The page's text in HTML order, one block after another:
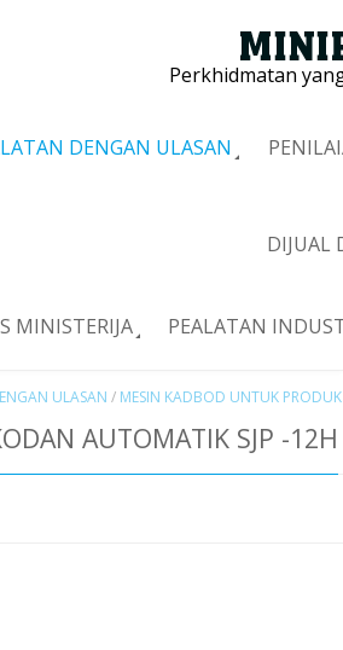
Perkhidmatan
DENGAN ULASAN
DIJUAL
MINISTERIJA PEALATAN
ULASAN / MESIN KADBOD UNTUK
AUTOMATIK SJP -12H